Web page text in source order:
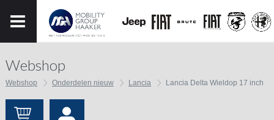
Webshop
Webshop Onderdelen nieuw Lancia Lancia Delta Wieldop 17 inch